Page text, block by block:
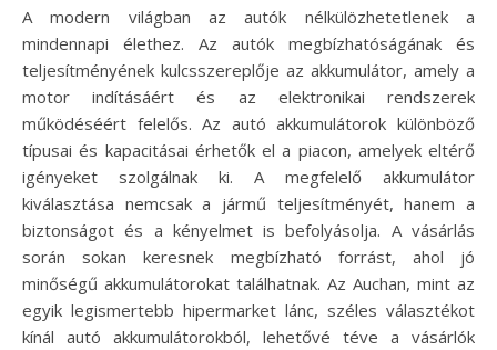
A modern világban az autók nélkülözhetetlenek a
mindennapi élethez. Az autók megbízhatóságának és
teljesítményének kulcsszereplője az akkumulátor, amely a
motor indításáért és az elektronikai rendszerek
működéséért felelős. Az autó akkumulátorok különböző
típusai és kapacitásai érhetők el a piacon, amelyek eltérő
igényeket szolgálnak ki. A megfelelő akkumulátor
kiválasztása nemcsak a jármű teljesítményét, hanem a
biztonságot és a kényelmet is befolyásolja. A vásárlás
során sokan keresnek megbízható forrást, ahol jó
minőségű akkumulátorokat találhatnak. Az Auchan, mint az
egyik legismertebb hipermarket lánc, széles választékot
kínál autó akkumulátorokból, lehetővé téve a vásárlók